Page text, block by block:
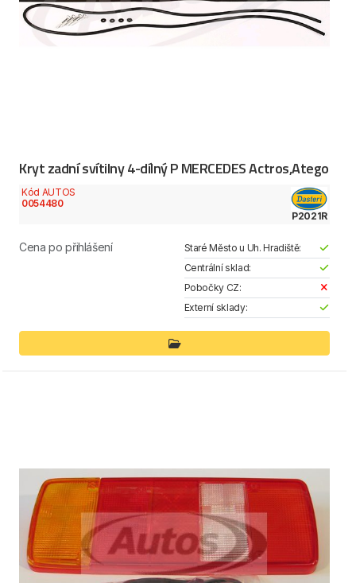
Kryt zadní svítilny 4-dílný P MERCEDES Actros,Atego
Kód AUTOS
0054480
P2021R
Cena po přihlášení
Staré Město u Uh. Hradiště:
Centrální sklad:
Pobočky CZ:
Externí sklady: